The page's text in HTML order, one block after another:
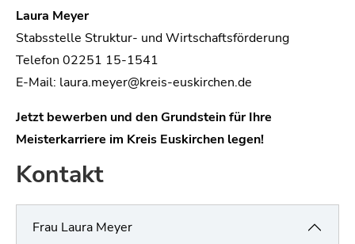
Laura Meyer
Stabsstelle Struktur- und Wirtschaftsförderung
Telefon 02251 15-1541
E-Mail: laura.meyer@kreis-euskirchen.de
Jetzt bewerben und den Grundstein für Ihre
Meisterkarriere im Kreis Euskirchen legen!
Kontakt
Frau Laura Meyer